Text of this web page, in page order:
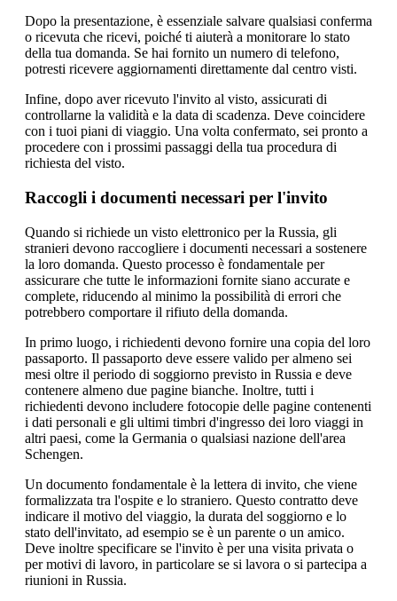
Dopo la presentazione, è essenziale salvare qualsiasi conferma
o ricevuta che ricevi, poiché ti aiuterà a monitorare lo stato
della tua domanda. Se hai fornito un numero di telefono,
potresti ricevere aggiornamenti direttamente dal centro visti.
Infine, dopo aver ricevuto l'invito al visto, assicurati di
controllarne la validità e la data di scadenza. Deve coincidere
con i tuoi piani di viaggio. Una volta confermato, sei pronto a
procedere con i prossimi passaggi della tua procedura di
richiesta del visto.
Raccogli i documenti necessari per l'invito
Quando si richiede un visto elettronico per la Russia, gli
stranieri devono raccogliere i documenti necessari a sostenere
la loro domanda. Questo processo è fondamentale per
assicurare che tutte le informazioni fornite siano accurate e
complete, riducendo al minimo la possibilità di errori che
potrebbero comportare il rifiuto della domanda.
In primo luogo, i richiedenti devono fornire una copia del loro
passaporto. Il passaporto deve essere valido per almeno sei
mesi oltre il periodo di soggiorno previsto in Russia e deve
contenere almeno due pagine bianche. Inoltre, tutti i
richiedenti devono includere fotocopie delle pagine contenenti
i dati personali e gli ultimi timbri d'ingresso dei loro viaggi in
altri paesi, come la Germania o qualsiasi nazione dell'area
Schengen.
Un documento fondamentale è la lettera di invito, che viene
formalizzata tra l'ospite e lo straniero. Questo contratto deve
indicare il motivo del viaggio, la durata del soggiorno e lo
stato dell'invitato, ad esempio se è un parente o un amico.
Deve inoltre specificare se l'invito è per una visita privata o
per motivi di lavoro, in particolare se si lavora o si partecipa a
riunioni in Russia.